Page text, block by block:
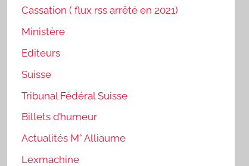
Cassation ( flux rss arrêté en 2021)
Ministère
Editeurs
Suisse
Tribunal Fédéral Suisse
Billets d’humeur
Actualités M° Alliaume
Lexmachine